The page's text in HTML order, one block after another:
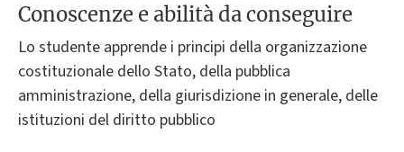
Conoscenze e abilità da conseguire
Lo studente apprende i principi della organizzazione
costituzionale dello Stato, della pubblica
amministrazione, della giurisdizione in generale, delle
istituzioni del diritto pubblico